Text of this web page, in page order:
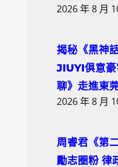
2026 年 8 月
揭秘《黑神
JIUYI俱意
聊》走進東
2026 年 8 月
周睿君《第
勵志圈粉 律